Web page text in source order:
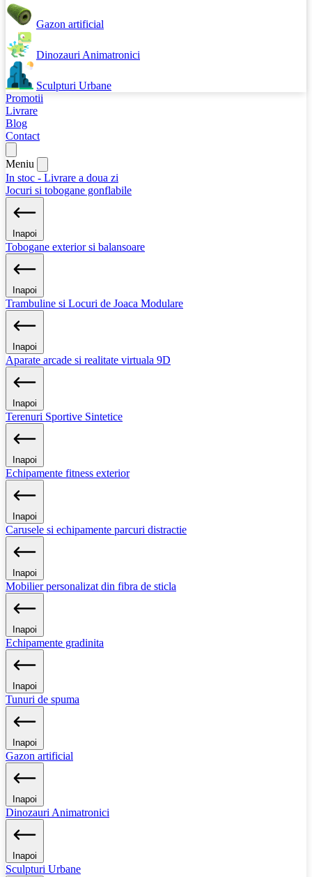
Gazon artificial
Dinozauri Animatronici
Sculpturi Urbane
Promotii
Livrare
Blog
Contact
Meniu
In stoc - Livrare a doua zi
Jocuri si tobogane gonflabile
Inapoi
Tobogane exterior si balansoare
Inapoi
Trambuline si Locuri de Joaca Modulare
Inapoi
Aparate arcade si realitate virtuala 9D
Inapoi
Terenuri Sportive Sintetice
Inapoi
Echipamente fitness exterior
Inapoi
Carusele si echipamente parcuri distractie
Inapoi
Mobilier personalizat din fibra de sticla
Inapoi
Echipamente gradinita
Inapoi
Tunuri de spuma
Inapoi
Gazon artificial
Inapoi
Dinozauri Animatronici
Inapoi
Sculpturi Urbane